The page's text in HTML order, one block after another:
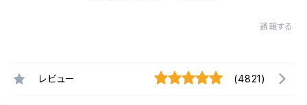
通報する
レビュー (4821)